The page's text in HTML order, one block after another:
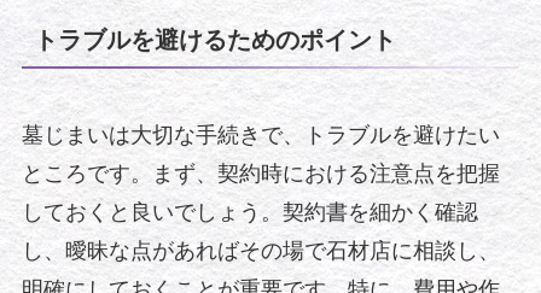
トラブルを避けるためのポイント
墓じまいは大切な手続きで、トラブルを避けたい
ところです。まず、契約時における注意点を把握
しておくと良いでしょう。契約書を細かく確認
し、曖昧な点があればその場で石材店に相談し、